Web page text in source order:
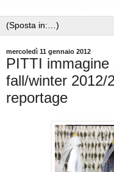
mercoledì 11 gennaio 2012
PITTI
fall/winter 2012/
reportage